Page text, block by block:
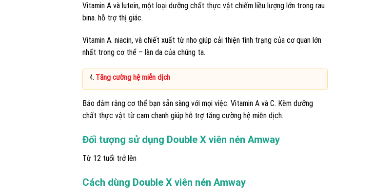
Vitamin A và lutein, một loại dưỡng chất thực vật chiếm liều lượng lớn trong rau
bina. hỗ trợ thị giác.
Vitamin A. niacin, và chiết xuất từ nho giúp cải thiện tình trạng của cơ quan lớn
nhất trong cơ thể – làn da của chúng ta.
Tăng cường hệ miễn dịch
Bảo đảm rằng cơ thể bạn sẵn sàng với mọi việc. Vitamin A và C. Kẽm dưỡng
chất thực vật từ cam chanh giúp hỗ trợ tăng cường hệ miễn dịch.
Đối tượng sử dụng Double X viên nén Amway
Từ 12 tuổi trở lên
Cách dùng Double X viên nén Amway